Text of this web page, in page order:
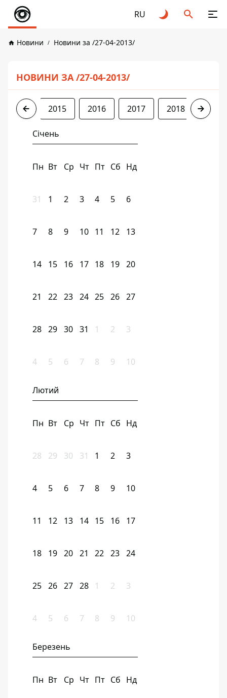
RU
Новини Новини за /27-04-2013/
НОВИНИ ЗА /27-04-2013/
2013 2015 2016 2017 2018 2019
Січень
Пн Вт Ср Чт Пт Сб Нд
31 1 2 3 4 5 6
7 8 9 10 11 12 13
14 15 16 17 18 19 20
21 22 23 24 25 26 27
28 29 30 31 1 2 3
4 5 6 7 8 9 10
Лютий
Пн Вт Ср Чт Пт Сб Нд
28 29 30 31 1 2 3
4 5 6 7 8 9 10
11 12 13 14 15 16 17
18 19 20 21 22 23 24
25 26 27 28 1 2 3
4 5 6 7 8 9 10
Березень
Пн Вт Ср Чт Пт Сб Нд